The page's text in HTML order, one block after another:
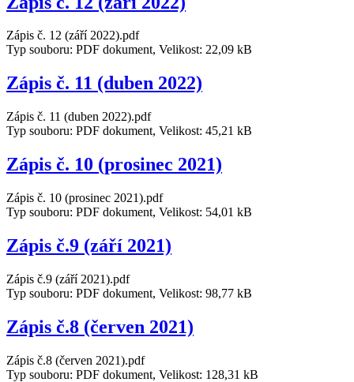
Zápis č. 12 (září 2022).pdf
Typ souboru: PDF dokument, Velikost: 22,09 kB
Zápis č. 11 (duben 2022)
Zápis č. 11 (duben 2022).pdf
Typ souboru: PDF dokument, Velikost: 45,21 kB
Zápis č. 10 (prosinec 2021)
Zápis č. 10 (prosinec 2021).pdf
Typ souboru: PDF dokument, Velikost: 54,01 kB
Zápis č.9 (září 2021)
Zápis č.9 (září 2021).pdf
Typ souboru: PDF dokument, Velikost: 98,77 kB
Zápis č.8 (červen 2021)
Zápis č.8 (červen 2021).pdf
Typ souboru: PDF dokument, Velikost: 128,31 kB